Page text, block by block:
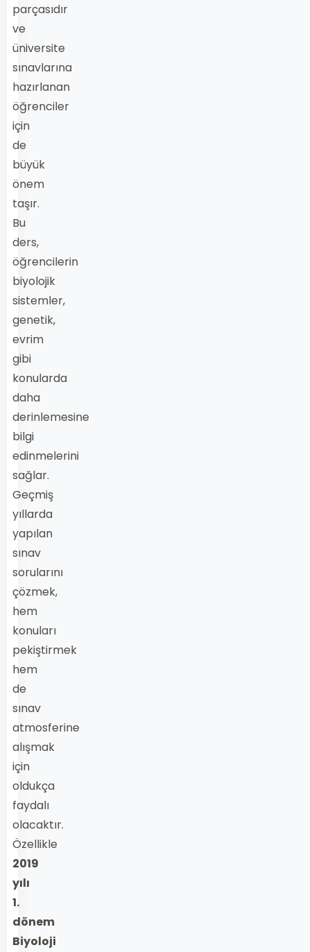
parçasıdır
ve
üniversite
sınavlarına
hazırlanan
öğrenciler
için
de
büyük
önem
taşır.
Bu
ders,
öğrencilerin
biyolojik
sistemler,
genetik,
evrim
gibi
konularda
daha
derinlemesine
bilgi
edinmelerini
sağlar.
Geçmiş
yıllarda
yapılan
sınav
sorularını
çözmek,
hem
konuları
pekiştirmek
hem
de
sınav
atmosferine
alışmak
için
oldukça
faydalı
olacaktır.
Özellikle
2019
yılı
1.
dönem
Biyoloji